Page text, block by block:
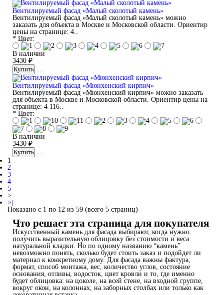
Вентилируемый фасад «Малый сколотый камень»
Вентилируемый фасад «Малый сколотый камень» можно
заказать для объекта в Москве и Московской области. Ориентир
цены на странице: 4..
* Цвет:
В наличии
3430 ₽
Купить
Вентилируемый фасад «Мюнхенский кирпич»
Вентилируемый фасад «Мюнхенский кирпич» можно заказать
для объекта в Москве и Московской области. Ориентир цены на
странице: 4 116..
* Цвет:
В наличии
3430 ₽
Купить
1
2
3
4
5
>
>|
Показано с 1 по 12 из 59 (всего 5 страниц)
Что решает эта страница для покупателя
Искусственный камень для фасада выбирают, когда нужно
получить выразительную облицовку без стоимости и веса
натуральной кладки. Но по одному названию “камень”
невозможно понять, сколько будет стоить заказ и подойдет ли
материал к конкретному дому. Для фасада важны фактура,
формат, способ монтажа, вес, количество углов, состояние
основания, отливы, водосток, цвет кровли и то, где именно
будет облицовка: на цоколе, на всей стене, на входной группе,
вокруг окон, на колоннах, на заборных столбах или только как